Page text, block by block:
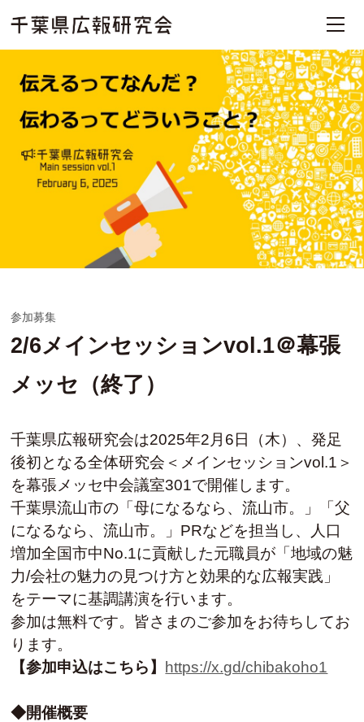
参加募集
2/6メインセッションvol.1＠幕張
メッセ（終了）
千葉県広報研究会は2025年2月6日（木）、発足
後初となる全体研究会＜メインセッションvol.1＞
を幕張メッセ中会議室301で開催します。
千葉県流山市の「母になるなら、流山市。」「父
になるなら、流山市。」PRなどを担当し、人口
増加全国市中No.1に貢献した元職員が「地域の魅
力/会社の魅力の見つけ方と効果的な広報実践」
をテーマに基調講演を行います。
参加は無料です。皆さまのご参加をお待ちしてお
ります。
【参加申込はこちら】
https://x.gd/chibakoho1
◆開催概要